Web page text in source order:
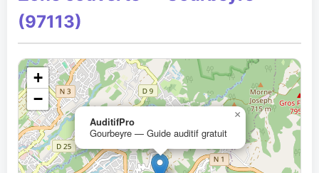
(97113)
AuditifPro
Gourbeyre — Guide auditif gratuit
×
+
−